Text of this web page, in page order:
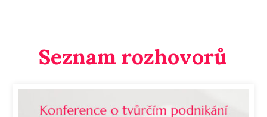
Seznam rozhovorů